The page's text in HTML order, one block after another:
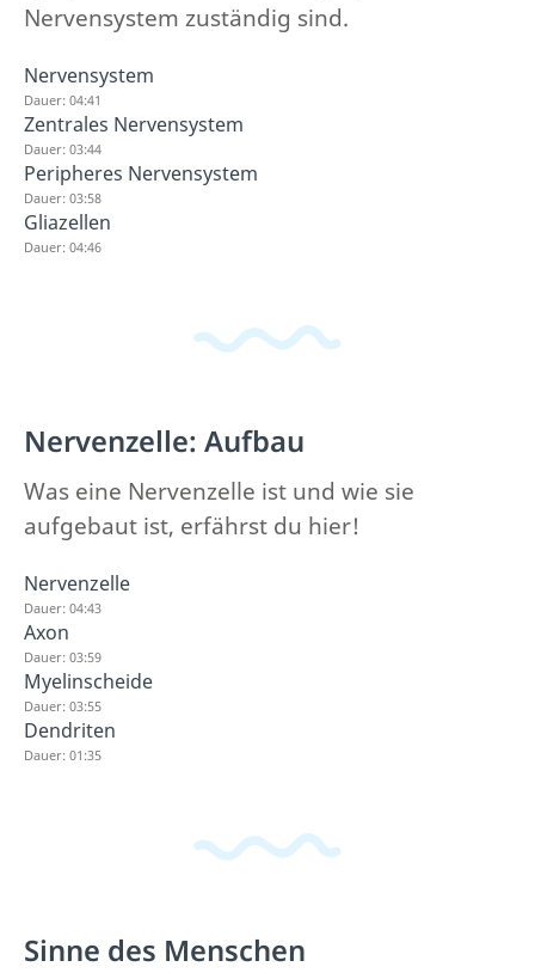
Nervensystem zuständig sind.
Nervensystem
Dauer: 04:41
Zentrales Nervensystem
Dauer: 03:44
Peripheres Nervensystem
Dauer: 03:58
Gliazellen
Dauer: 04:46
Nervenzelle: Aufbau
Was eine Nervenzelle ist und wie sie
aufgebaut ist, erfährst du hier!
Nervenzelle
Dauer: 04:43
Axon
Dauer: 03:59
Myelinscheide
Dauer: 03:55
Dendriten
Dauer: 01:35
Sinne des Menschen